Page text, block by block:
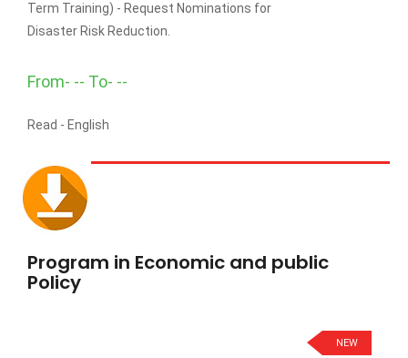
Term Training) - Request Nominations for
Disaster Risk Reduction.
From- -- To- --
Read - English
Program in Economic and public
Policy
NEW